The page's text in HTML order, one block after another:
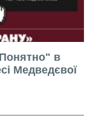
в
Медведєвої